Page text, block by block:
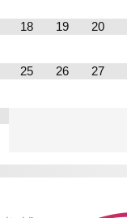
18 19 20
25 26 27